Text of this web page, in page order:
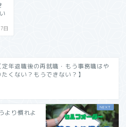
日
定年退職後の再就職・もう事務職はや
たくない？もうできない？】
より慣れよ